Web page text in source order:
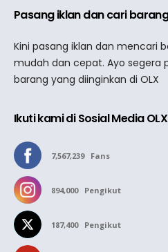
Pasang iklan dan cari
Kini pasang iklan dan mencari
mudah dan cepat. Ayo segera
barang yang diinginkan di OLX
Ikuti kami di Sosial Media
7,567,239 Fans
894,000 Pengikut
187,400 Pengikut